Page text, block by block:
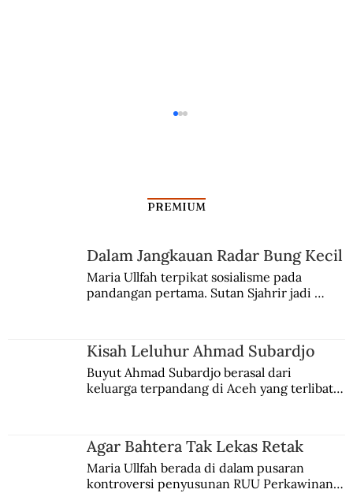
Pendidikan Fondasi Kemajuan
PREMIUM
Dalam Jangkauan Radar Bung Kecil
Maria Ullfah terpikat sosialisme pada
pandangan pertama. Sutan Sjahrir jadi
Kisah Leluhur Ahmad Subardjo
Buyut Ahmad Subardjo berasal dari
keluarga terpandang di Aceh yang terlibat
Agar Bahtera Tak Lekas Retak
Maria Ullfah berada di dalam pusaran
kontroversi penyusunan RUU Perkawinan.